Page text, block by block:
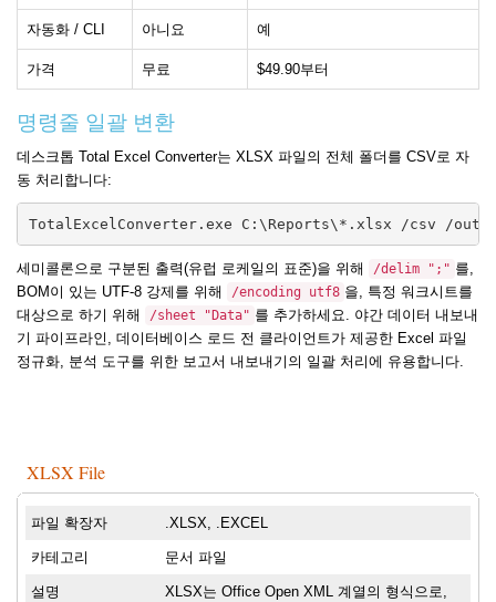
자동화 / CLI 아니요 예
가격 무료 $49.90부터
명령줄 일괄 변환
데스크톱 Total Excel Converter는 XLSX 파일의 전체 폴더를 CSV로 자
동 처리합니다:
TotalExcelConverter.exe C:\Reports\*.xlsx /csv /out
세미콜론으로 구분된 출력(유럽 로케일의 표준)을 위해 /delim ";" 를,
BOM이 있는 UTF-8 강제를 위해
/encoding utf8 을, 특정 워크시트를
대상으로 하기 위해
/sheet "Data" 를 추가하세요. 야간 데이터 내보내
기 파이프라인, 데이터베이스 로드 전 클라이언트가 제공한 Excel 파일
정규화, 분석 도구를 위한 보고서 내보내기의 일괄 처리에 유용합니다.
XLSX File
파일 확장자 .XLSX, .EXCEL
카테고리 문서 파일
설명
XLSX는 Office Open XML 계열의 형식으로,